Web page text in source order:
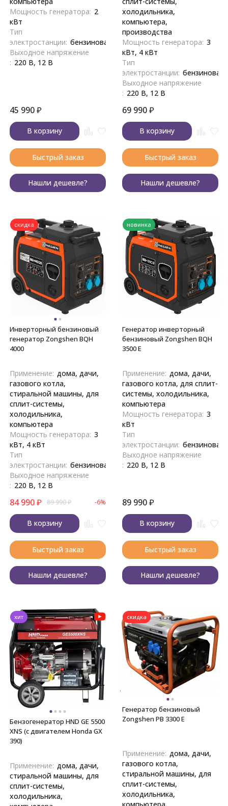
Мощность генератора: 2
кВт
Тип
электростанции: бензиновая
Выходное напряжение
: 220 В, 12 В
45 990₽
В корзину
Быстрый заказ
Нашли дешевле?
холодильника,
компьютера,
производства
Мощность генератора: 3
кВт, 4 кВт
Тип
электростанции: бензиновая
Выходное напряжение
: 220 В, 12 В
69 990₽
В корзину
Быстрый заказ
Нашли дешевле?
скидка
Инверторный бензиновый
генератор Zongshen BQH
4000
Применение: дома, дачи,
газового котла,
стиральной машины, для
сплит-системы,
холодильника,
компьютера
Мощность генератора: 3
кВт, 4 кВт
Тип
электростанции: бензиновая
Выходное напряжение
: 220 В, 12 В
84 990₽ 89 990₽ -6%
В корзину
Быстрый заказ
Нашли дешевле?
новинка
Генератор инверторный
бензиновый Zongshen BQH
3500 E
Применение: дома, дачи,
газового котла, для сплит-
системы, холодильника,
компьютера
Мощность генератора: 3
кВт
Тип
электростанции: бензиновая
Выходное напряжение
: 220 В, 12 В
89 990₽
В корзину
Быстрый заказ
Нашли дешевле?
хит
Бензогенератор HND GE 5500
XNS (c двигателем Honda GX
390)
Применение: дома, дачи,
стиральной машины, для
сплит-системы,
холодильника,
скидка
Генератор бензиновый
Zongshen PB 3300 E
Применение: дома, дачи,
газового котла,
стиральной машины, для
сплит-системы,
холодильника,